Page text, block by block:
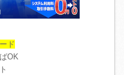
ド
OK